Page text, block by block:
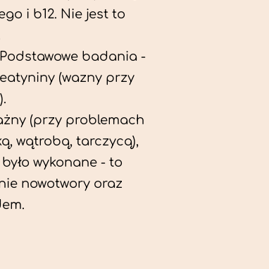
i b12. Nie jest to
badania -
(wazny przy
(przy problemach
wątrobą, tarczycą),
wykonane - to
nowotwory oraz